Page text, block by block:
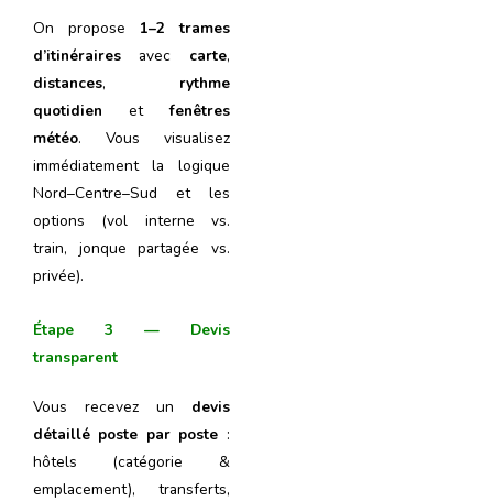
On propose 1–2 trames
d’itinéraires avec carte,
distances, rythme
quotidien etfenêtres
météo. Vous visualisez
immédiatement la logique
Nord–Centre–Sud et les
options (vol interne vs.
train, jonque partagée vs.
privée).
Étape 3 — Devis
transparent
Vous recevez un devis
détaillé poste par poste :
hôtels (catégorie &
emplacement), transferts,